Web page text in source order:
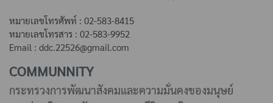
หมายเลขโทรศัพท์ : 02-583-8415
หมายเลขโทรสาร : 02-583-9952
Email : ddc.22526@gmail.com
COMMUNNITY
กระทรวงการพัฒนาสังคมและความมั่นคงของมนุษย์